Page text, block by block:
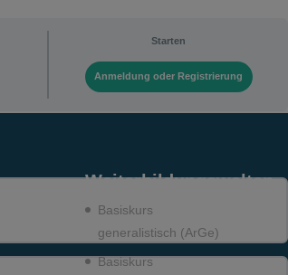
Starten
Anmeldung oder Registrierung
Weiterbildungswelten
Basiskurs
generalistisch (ArGe)
Basiskurs